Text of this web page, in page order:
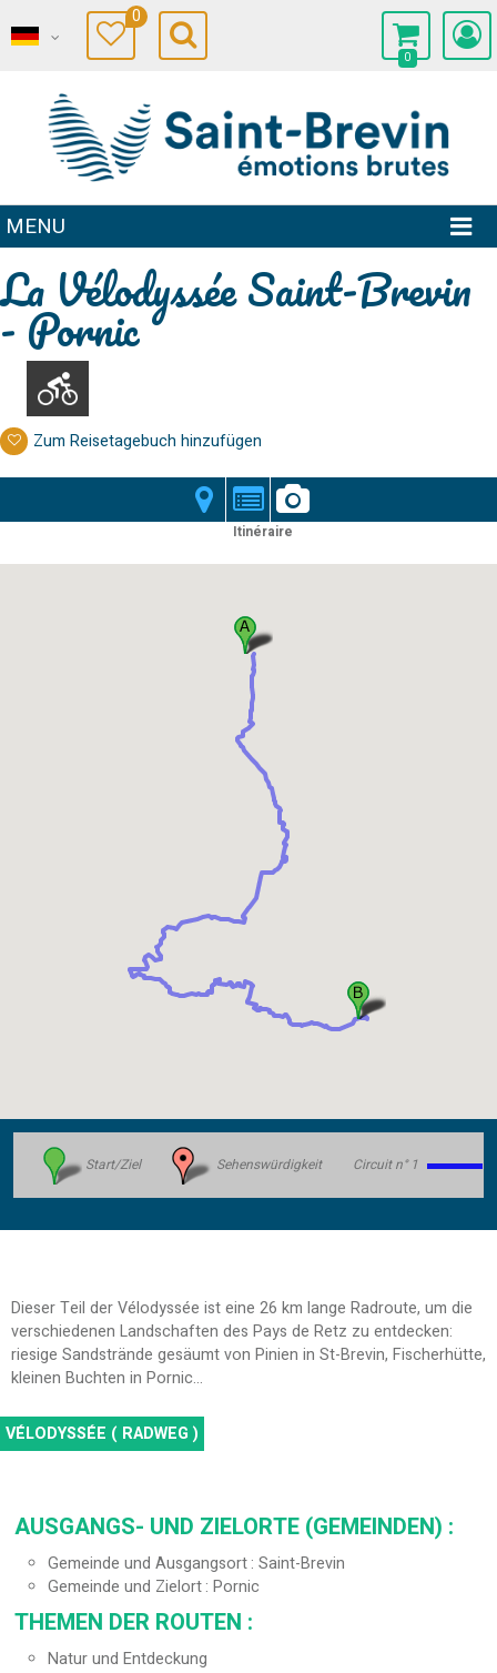
0
0
MENU
La Vélodyssée Saint-Brevin
- Pornic
Zum Reisetagebuch hinzufügen
Itinéraire
Start/Ziel Sehenswürdigkeit Circuit n° 1
Dieser Teil der Vélodyssée ist eine 26 km lange Radroute, um die
verschiedenen Landschaften des Pays de Retz zu entdecken:
riesige Sandstrände gesäumt von Pinien in St-Brevin, Fischerhütte,
kleinen Buchten in Pornic...
VÉLODYSSÉE ( RADWEG )
AUSGANGS- UND ZIELORTE (GEMEINDEN) :
Gemeinde und Ausgangsort Saint-Brevin
Gemeinde und Zielort Pornic
THEMEN DER ROUTEN :
Natur und Entdeckung